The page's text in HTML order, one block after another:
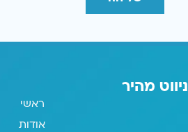
ניווט מהיר
ראשי
אודות